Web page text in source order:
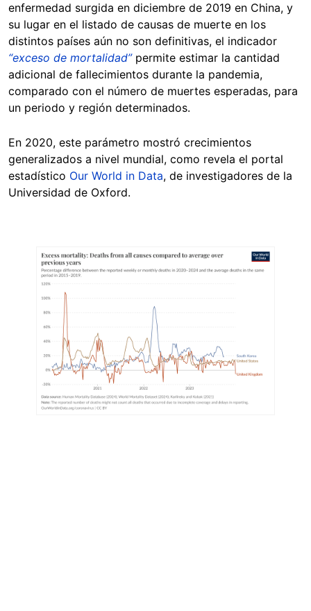
enfermedad surgida en diciembre de 2019 en China, y
su lugar en el listado de causas de muerte en los
distintos países aún no son definitivas, el indicador
“exceso de mortalidad”permite estimar la cantidad
adicional de fallecimientos durante la pandemia,
comparado con el número de muertes esperadas, para
un periodo y región determinados.
En 2020, este parámetro mostró crecimientos
generalizados a nivel mundial, como revela el portal
estadístico Our World in Data, de investigadores de la
Universidad de Oxford.